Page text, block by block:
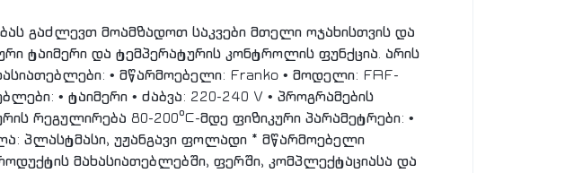
გაძლევთ მოამზადოთ საკვები მთელი ოჯახისთვის და
ტაიმერი და ტემპერატურის კონტროლის ფუნქცია. არის
• მწარმოებელი: Franko • მოდელი: FAF-
• ტაიმერი • ძაბვა: 220-240 V • პროგრამების
რეგულირება 80-200°C-მდე ფიზიკური პარამეტრები: •
პლასტმასი, უჟანგავი ფოლადი * მწარმოებელი
მახასიათებლებში, ფერში, კომპლექტაციასა და